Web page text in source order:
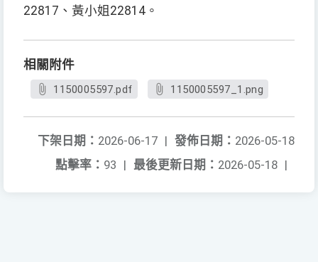
22817、黃小姐22814。
相關附件
1150005597.pdf 1150005597_1.png
發佈日期： 2026-05-18
下架日期： 2026-06-17 |
最後更新日期： 2026-05-18 |
點擊率： 93 |